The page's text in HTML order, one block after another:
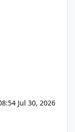
Jul 30, 2026